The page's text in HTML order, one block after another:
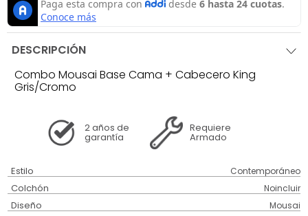
DESCRIPCIÓN
Combo Mousai Base Cama + Cabecero King
Gris/Cromo
2 años de
garantía
Requiere
Armado
Estilo Contemporáneo
Colchón Noincluir
Diseño Mousai